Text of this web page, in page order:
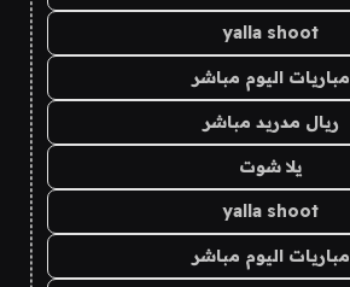
yalla shoot
مباريات اليوم مباشر
ريال مدريد مباشر
يلا شوت
yalla shoot
مباريات اليوم مباشر